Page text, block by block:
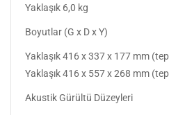
Yaklaşık 6,0 kg
Boyutlar (G x D x Y)
Yaklaşık 416 x 337 x 177 mm
Yaklaşık 416 x 557 x 268 mm
Akustik Gürültü Düzeyleri